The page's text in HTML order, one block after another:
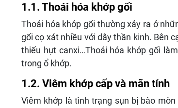
1.1. Thoái hóa khớp gối
Thoái hóa khớp gối thường xảy ra ở
gối cọ xát nhiều với dây thần kinh. Bên
thiếu hụt canxi…Thoái hóa khớp gối
trong ổ khớp.
1.2. Viêm khớp cấp và mãn tính
Viêm khớp là tình trạng sụn bị bào